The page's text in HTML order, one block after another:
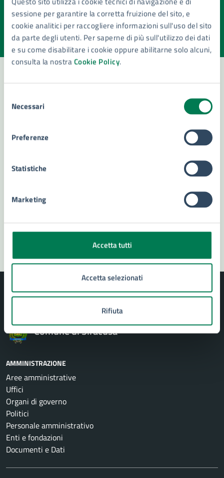
sessione per garantire la corretta fruizione del sito, e
cookie analitici per raccogliere informazioni sull'uso del sito
da parte degli utenti. Per saperne di più sull'utilizzo dei dati
e su come disabilitare i cookie oppure abilitarne solo alcuni,
consulta la nostraCookie Policy.
delNecessari
Preferenze
Statistiche
Marketing
Accetta tutti
Accetta selezionati
Rifiuta
pagina?
Valuta la chiarezza delle informazioni (da 1 a 5 stelle)
Seleziona il numero di stelle per valutare la chiarezza delle
Valuta 5 stelle su 5
Valuta 4 stelle su 5
Valuta 3 stelle su 5
Valuta 2 stelle su 5
Valuta 1 stelle su 5
Contatta il comune
Richiedi assistenza
Problemi in città
Segnala disservizio
Comune di Siracusa
AMMINISTRAZIONE
Aree amministrative
Uffici
Organi di governo
Politici
Personale amministrativo
Enti e fondazioni
Documenti e Dati